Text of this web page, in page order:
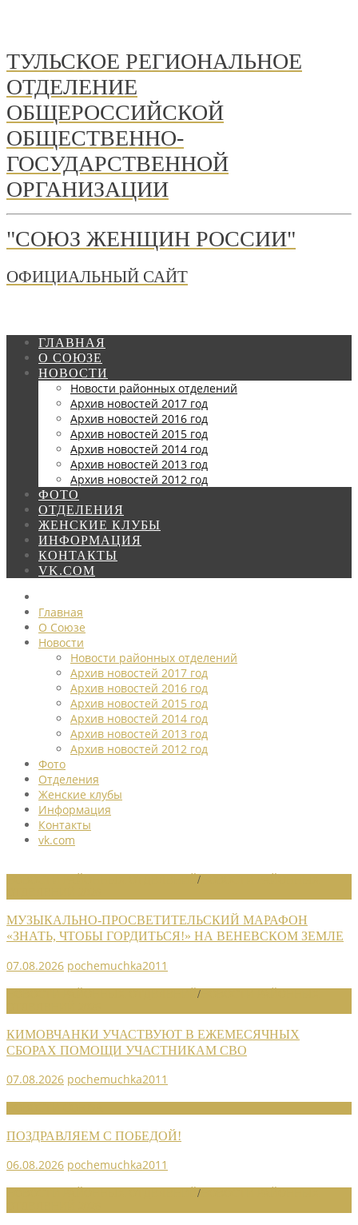
ТУЛЬСКОЕ РЕГИОНАЛЬНОЕ
ОТДЕЛЕНИЕ
ОБЩЕРОССИЙСКОЙ
ОБЩЕСТВЕННО-
ГОСУДАРСТВЕННОЙ
ОРГАНИЗАЦИИ
"СОЮЗ ЖЕНЩИН РОССИИ"
ОФИЦИАЛЬНЫЙ САЙТ
ГЛАВНАЯ
О СОЮЗЕ
НОВОСТИ
Новости районных отделений
Архив новостей 2017 год
Архив новостей 2016 год
Архив новостей 2015 год
Архив новостей 2014 год
Архив новостей 2013 год
Архив новостей 2012 год
ФОТО
ОТДЕЛЕНИЯ
ЖЕНСКИЕ КЛУБЫ
ИНФОРМАЦИЯ
КОНТАКТЫ
VK.COM
Главная
О Союзе
Новости
Новости районных отделений
Архив новостей 2017 год
Архив новостей 2016 год
Архив новостей 2015 год
Архив новостей 2014 год
Архив новостей 2013 год
Архив новостей 2012 год
Фото
Отделения
Женские клубы
Информация
Контакты
vk.com
/
МУЗЫКАЛЬНО-ПРОСВЕТИТЕЛЬСКИЙ МАРАФОН
«ЗНАТЬ, ЧТОБЫ ГОРДИТЬСЯ!» НА ВЕНЕВСКОМ ЗЕМЛЕ
07.08.2026 pochemuchka2011
/
КИМОВЧАНКИ УЧАСТВУЮТ В ЕЖЕМЕСЯЧНЫХ
СБОРАХ ПОМОЩИ УЧАСТНИКАМ СВО
07.08.2026 pochemuchka2011
ПОЗДРАВЛЯЕМ С ПОБЕДОЙ!
06.08.2026 pochemuchka2011
/